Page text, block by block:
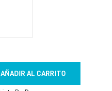
AÑADIR AL CARRITO